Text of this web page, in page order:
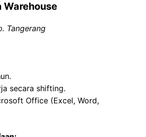
Warehouse
Tangerang
secara shifting.
Office (Excel, Word,